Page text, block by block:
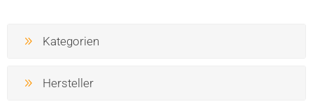
Kategorien
Hersteller